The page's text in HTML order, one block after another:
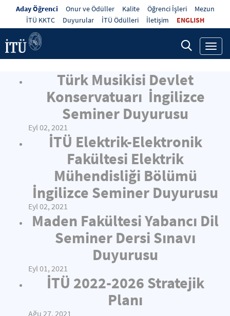
Aday Öğrenci Onur ve Ödüller Kalite Öğrenci İşleri
Mezun
İTÜ KKTC
Duyurular İTÜ Ödülleri İletişim ENGLISH
Türk Musikisi Devlet
Konservatuarı İngilizce
Seminer Duyurusu
Eyl 02, 2021
İTÜ Elektrik-Elektronik
Fakültesi Elektrik
Mühendisliği Bölümü
İngilizce Seminer Duyurusu
Eyl 02, 2021
Maden Fakültesi Yabancı Dil
Seminer Dersi Sınavı
Duyurusu
Eyl 01, 2021
İTÜ 2022-2026 Stratejik
Planı
Ağu 27, 2021